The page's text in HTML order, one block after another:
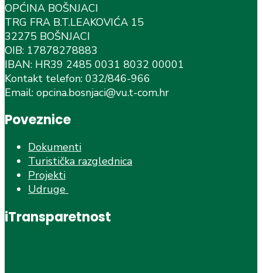
OPĆINA BOŠNJACI
TRG FRA B.T.LEAKOVIĆA 15
32275 BOŠNJACI
OIB: 17878278883
IBAN: HR39 2485 0031 8032 00001
Kontakt telefon: 032/846-966
Email: opcina.bosnjaci@vu.t-com.hr
Poveznice
Dokumenti
Turistička razglednica
Projekti
Udruge
iTransparetnost